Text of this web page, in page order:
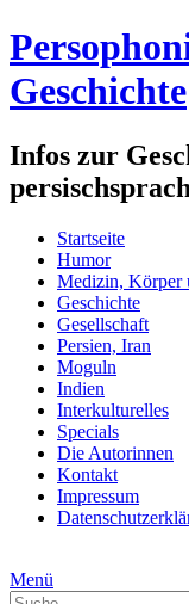
Geschichte
Infos zur
Startseite
Humor
Medizin, Körper
Geschichte
Gesellschaft
Persien, Iran
Moguln
Indien
Interkulturelles
Specials
Die Autorinnen
Kontakt
Impressum
Menü